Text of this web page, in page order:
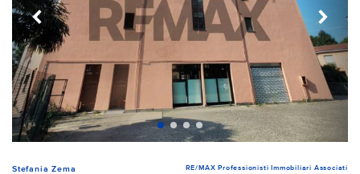
Stefania Zema RE/MAX Professionisti Immobiliari Associati